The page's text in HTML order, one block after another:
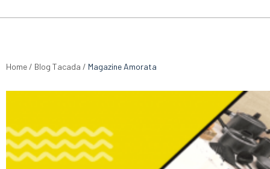
Home / Blog Tacada / Magazine Amorata